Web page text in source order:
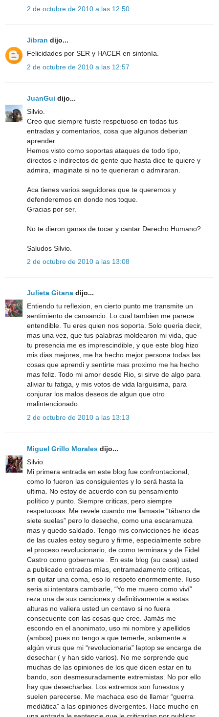
2 de octubre de 2010 a las 12:50
Jibran dijo...
Felicidades por SER y HACER en sintonía.
2 de octubre de 2010 a las 12:57
JuanGui dijo...
Silvio.
Creo que siempre fuiste respetuoso en todas tus
entradas y comentarios, cosa que algunos deberian
aprender.
Hemos visto como soportas ataques de todo tipo,
directos e indirectos de gente que hasta dice te quiere y
admira, imaginate si no te querieran o admiraran.
Aca tienes varios seguidores que te queremos y
defenderemos en donde nos toque.
Gracias por ser.
No te dieron ganas de tocar y cantar Derecho Humano?
Saludos Silvio.
2 de octubre de 2010 a las 13:08
Julieta Gitana dijo...
Entiendo tu reflexion, en cierto punto me transmite un
sentimiento de cansancio. Lo cual tambien me parece
entendible. Tu eres quien nos soporta. Solo queria decir,
mas una vez, que tus palabras moldearon mi vida, que
tu presencia me es imprescindible, y que este blog hizo
mis dias mejores, me ha hecho mejor persona todas las
cosas que aprendi y sentirte mas proximo me ha hecho
mas feliz. Todo mi amor desde Rio, si sirve de algo para
aliviar tu fatiga, y mis votos de vida larguisima, para
conjurar los malos deseos de algun que otro
malintencionado.
2 de octubre de 2010 a las 13:13
Miguel Grillo Morales dijo...
Silvio.
Mi primera entrada en este blog fue confrontacional,
como lo fueron las consiguientes y lo será hasta la
ultima. No estoy de acuerdo con su pensamiento
político y punto. Siempre criticas, pero siempre
respetuosas. Me revele cuando me llamaste “tábano de
siete suelas” pero lo deseche, como una escaramuza
mas y quedo saldado. Tengo mis convicciones he ideas
de las cuales estoy seguro y firme, especialmente sobre
el proceso revolucionario, de como terminara y de Fidel
Castro como gobernante . En este blog (su casa) usted
a publicado entradas mías, entramadamente criticas,
sin quitar una coma, eso lo respeto enormemente. Iluso
seria si intentara cambiarle, “Yo me muero como viví”
reza una de sus canciones y definitivamente a estas
alturas no valiera usted un centavo si no fuera
consecuente con las cosas que cree. Jamás me
escondo en el anonimato, uso mi nombre y apellidos
(ambos) pues no tengo a que temerle, solamente a
algún virus que mi “revolucionaria” laptop se encarga de
desechar ( y han sido varios). No me sorprende que
muchas de las opiniones de los que dicen estar en tu
bando, son desmesuradamente extremistas. No por ello
hay que desecharlas. Los extremos son funestos y
suelen parecerse. Me machaca eso de llamar “guerra
mediática” a las opiniones divergentes. Hace mucho en